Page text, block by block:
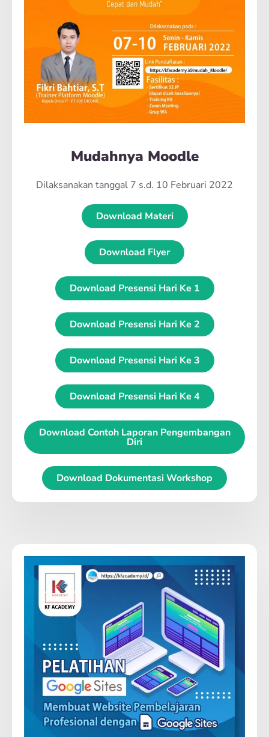
Mudahnya Moodle
Dilaksanakan tanggal 7 s.d. 10 Februari 2022
Download Materi
Download Flyer
Download Presensi Hari Ke 1
Download Presensi Hari Ke 2
Download Presensi Hari Ke 3
Download Presensi Hari Ke 4
Download Contoh Laporan Pengembangan
Diri
Download Dokumentasi Workshop